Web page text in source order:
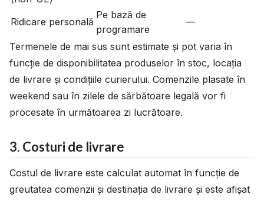
Ridicare personală
Pe bază de
programare
—
Termenele de mai sus sunt estimate și pot varia în
funcție de disponibilitatea produselor în stoc, locația
de livrare și condițiile curierului. Comenzile plasate în
weekend sau în zilele de sărbătoare legală vor fi
procesate în următoarea zi lucrătoare.
3. Costuri de livrare
Costul de livrare este calculat automat în funcție de
greutatea comenzii și destinația de livrare și este afișat